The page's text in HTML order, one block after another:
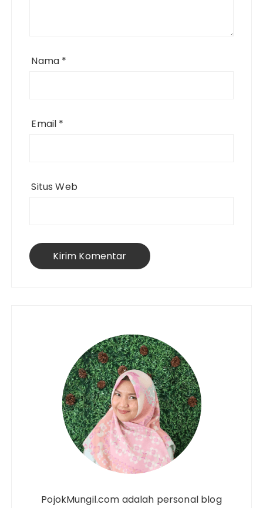
Nama *
Email *
Situs Web
PojokMungil.com adalah personal blog